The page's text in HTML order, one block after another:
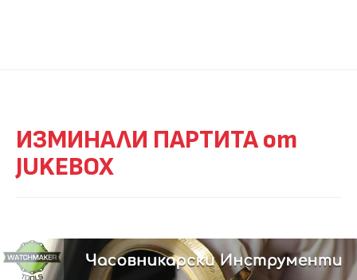
ИЗМИНАЛИ ПАРТИТА от
JUKEBOX